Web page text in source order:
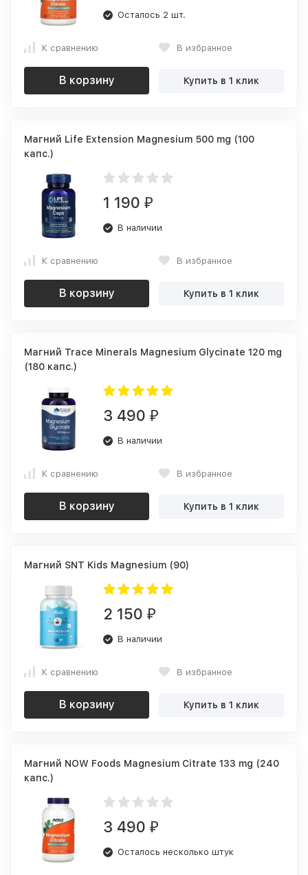
Осталось 2 шт.
К сравнению В избранное
В корзину Купить в 1 клик
Магний Life Extension Magnesium 500 mg (100
капс.)
1 190 ₽
В наличии
К сравнению В избранное
В корзину Купить в 1 клик
Магний Trace Minerals Magnesium Glycinate 120 mg
(180 капс.)
3 490 ₽
В наличии
К сравнению В избранное
В корзину Купить в 1 клик
Магний SNT Kids Magnesium (90)
2 150 ₽
В наличии
К сравнению В избранное
В корзину Купить в 1 клик
Магний NOW Foods Magnesium Citrate 133 mg (240
капс.)
3 490 ₽
Осталось несколько штук